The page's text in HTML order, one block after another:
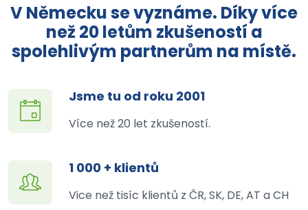
V Německu se vyznáme. Díky více
než 20 letům zkušeností a
spolehlivým partnerům na místě.
Jsme tu od roku 2001
Více než 20 let zkušeností.
1 000 + klientů
Vice než tisíc klientů z ČR, SK, DE, AT a CH